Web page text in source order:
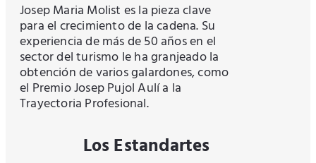
Josep Maria Molist es la pieza clave
para el crecimiento de la cadena. Su
experiencia de más de 50 años en el
sector del turismo le ha granjeado la
obtención de varios galardones, como
el Premio Josep Pujol Aulí a la
Trayectoria Profesional.
Los Estandartes